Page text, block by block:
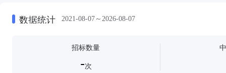
数据统计 2021-08-07～2026-08-07
招标数量
-次